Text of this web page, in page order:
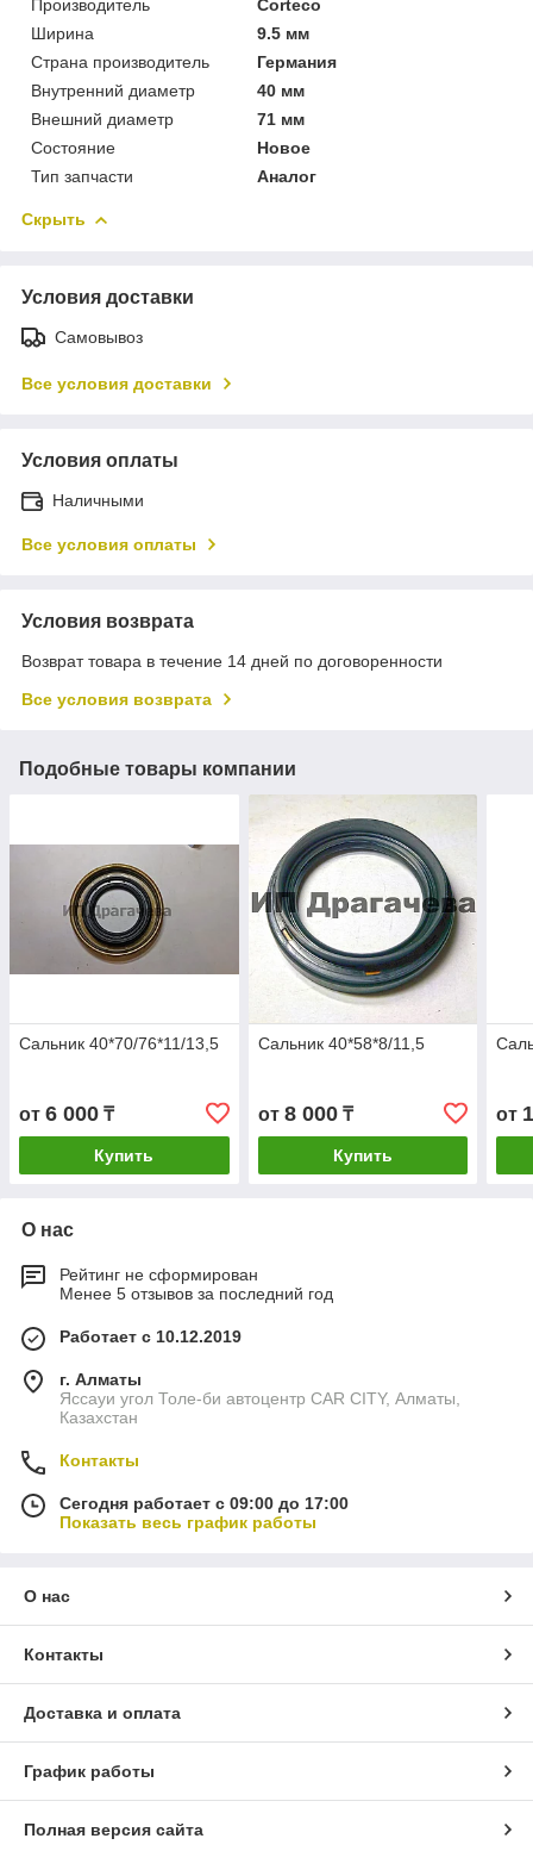
Производитель
Corteco
Ширина
9.5 мм
Страна производитель
Германия
Внутренний диаметр
40 мм
Внешний диаметр
71 мм
Состояние
Новое
Тип запчасти
Аналог
Скрыть
Условия доставки
Самовывоз
Все условия доставки
Условия оплаты
Наличными
Все условия оплаты
Условия возврата
Возврат товара в течение 14 дней по договоренности
Все условия возврата
Подобные товары компании
Сальник 40*70/76*11/13,5
от 6 000 ₸
Купить
Сальник 40*58*8/11,5
от 8 000₸
Купить
от
О нас
Рейтинг не сформирован
Менее 5 отзывов за последний год
Работает с 10.12.2019
г. Алматы
Яссауи угол Толе-би автоцентр CAR CITY, Алматы,
Казахстан
Контакты
Сегодня работает с 09:00 до 17:00
Показать весь график работы
О нас
Контакты
Доставка и оплата
График работы
Полная версия сайта